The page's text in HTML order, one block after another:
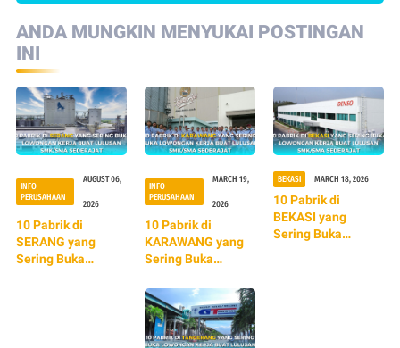
ANDA MUNGKIN MENYUKAI POSTINGAN
INI
INFO
PERUSAHAAN
AUGUST 06,
2026
10 Pabrik di
SERANG yang
Sering Buka
INFO
PERUSAHAAN
MARCH 19,
2026
10 Pabrik di
KARAWANG yang
Sering Buka
Buat Lulusan
SMK/SMA
Sederajat
BEKASI MARCH 18, 2026
10 Pabrik di
BEKASI yang
Sering Buka